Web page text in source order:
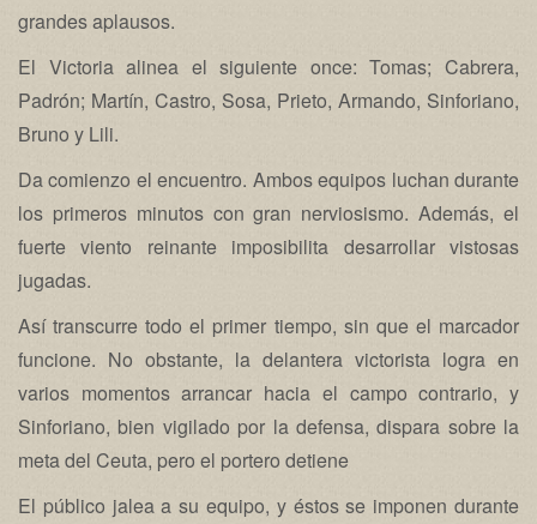
grandes aplausos.
El Victoria alinea el siguiente once: Tomas; Cabrera,
Padrón; Martín, Castro, Sosa, Prieto, Armando, Sinforiano,
Bruno y Lili.
Da comienzo el encuentro. Ambos equipos luchan durante
los primeros minutos con gran nerviosismo. Además, el
fuerte viento reinante imposibilita desarrollar vistosas
jugadas.
Así transcurre todo el primer tiempo, sin que el marcador
funcione. No obstante, la delantera victorista logra en
varios momentos arrancar hacia el campo contrario, y
Sinforiano, bien vigilado por la defensa, dispara sobre la
meta del Ceuta, pero el portero detiene
El público jalea a su equipo, y éstos se imponen durante